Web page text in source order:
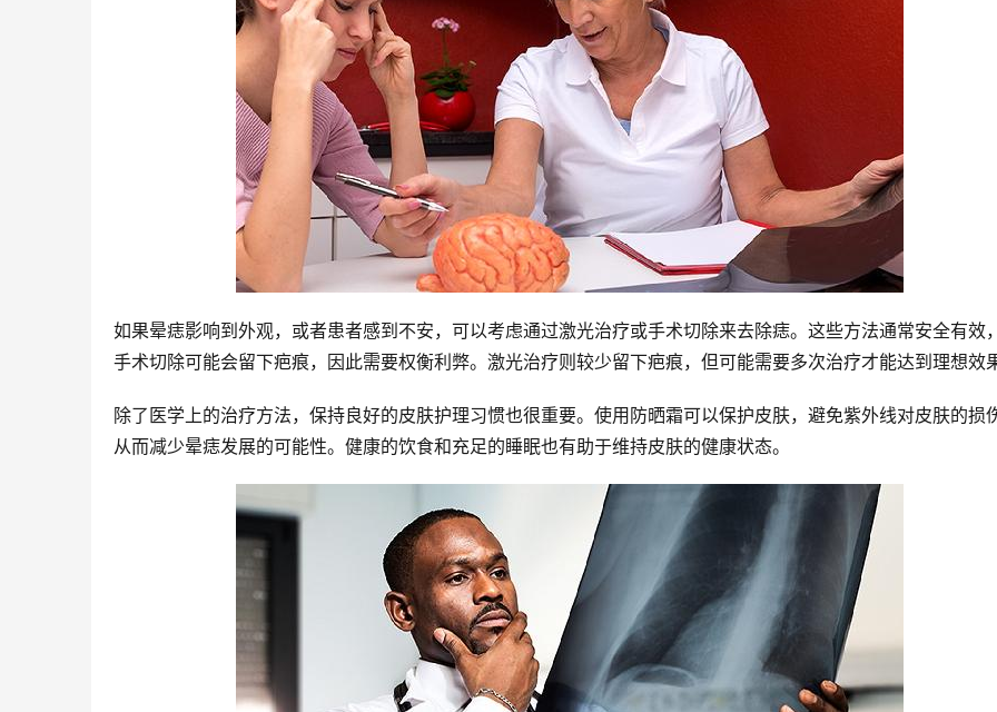
如果晕痣影响到外观，或者患者感到不安，可以考虑通过激光治疗或手术切除来去除痣。这些方法通常安全有效
手术切除可能会留下疤痕，因此需要权衡利弊。激光治疗则较少留下疤痕，但可能需要多次治疗才能达到理想效果
除了医学上的治疗方法，保持良好的皮肤护理习惯也很重要。使用防晒霜可以保护皮肤，避免紫外线对皮肤的损伤
从而减少晕痣发展的可能性。健康的饮食和充足的睡眠也有助于维持皮肤的健康状态。